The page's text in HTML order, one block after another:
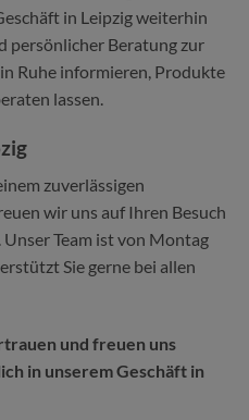
in Leipzig weiterhin
persönlicher Beratung zur
Ruhe informieren, Produkte
lassen.
zuverlässigen
wir uns auf Ihren Besuch
Team ist von Montag
Sie gerne bei allen
und freuen uns
in unserem Geschäft in